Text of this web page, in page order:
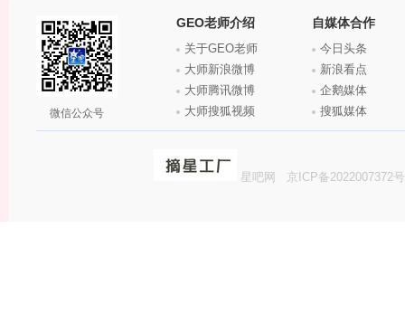
微信公众号
GEO老师介绍
关于GEO老师
大师新浪微博
大师腾讯微博
大师搜狐视频
自媒体合作
今日头条
新浪看点
企鹅媒体
搜狐媒体
星吧网 京ICP备2022007372